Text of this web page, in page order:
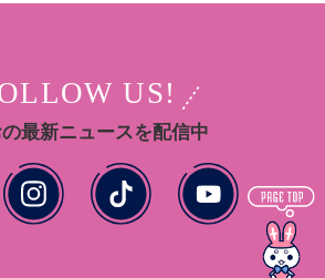
US!
最新ニュースを配信中